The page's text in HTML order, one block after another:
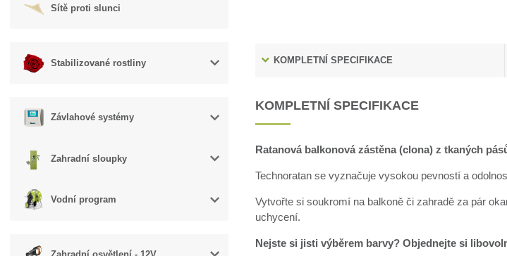
Sítě proti slunci
Stabilizované rostliny
Závlahové systémy
Zahradní sloupky
Vodní program
KOMPLETNÍ SPECIFIKACE
KOMPLETNÍ SPECIFIKACE
Ratanová balkonová zástěna (clona) z tkaných
Technoratan se vyznačuje vysokou pevností a
Vytvořte si soukromí na balkoně či zahradě za pár
uchycení.
Nejste si jisti výběrem barvy? Objednejte si